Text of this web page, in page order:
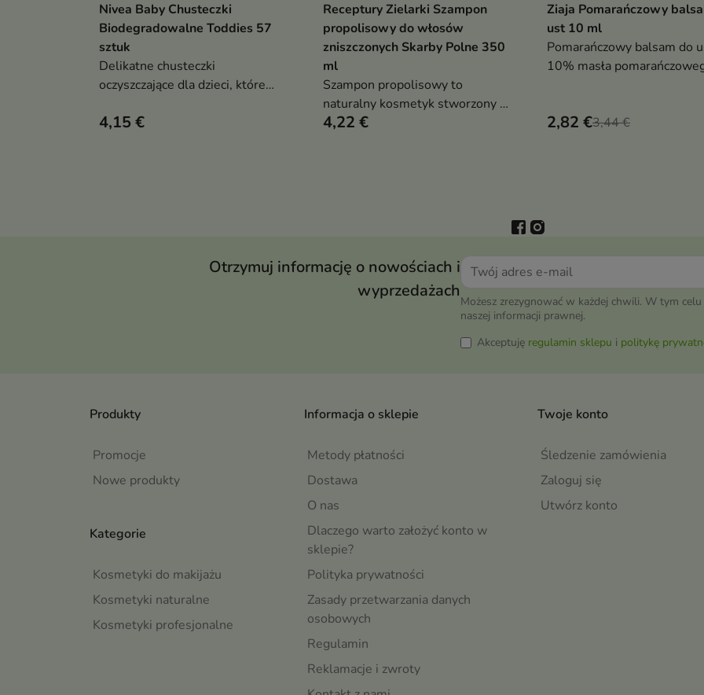
 Dodaj do koszyka
Nivea Baby Chusteczki
Biodegradowalne Toddies 57
sztuk
Delikatne chusteczki
oczyszczające dla dzieci, które
aby łagodnie i skutecznie dbać o
4,15 €
Dodaj do koszyka
Receptury Zielarki Szampon
propolisowy do włosów
zniszczonych Skarby Polne 350
ml
Szampon propolisowy to
naturalny kosmetyk stworzony z
myślą o regeneracji zniszczonych
4,22 €
Dodaj do
Ziaja Pomarańczowy
ust 10 ml
Pomarańczowy balsam do
10% masła
świeży, naturalny zapach
2,82 €3,44 €
Otrzymuj informację o nowościach i
wyprzedażach
Możesz zrezygnować w każdej chwili. W tym celu
naszej informacji prawnej.
Akceptuję regulamin sklepu i politykę
Produkty
Promocje
Nowe produkty
Informacja o sklepie
Metody płatności
Dostawa
O nas
Dlaczego warto założyć konto w
sklepie?
Polityka prywatności
Zasady przetwarzania danych
osobowych
Regulamin
Reklamacje i zwroty
Kategorie
Kosmetyki do makijażu
Kosmetyki naturalne
Kosmetyki profesjonalne
Twoje konto
Śledzenie zamówienia
Zaloguj się
Utwórz konto